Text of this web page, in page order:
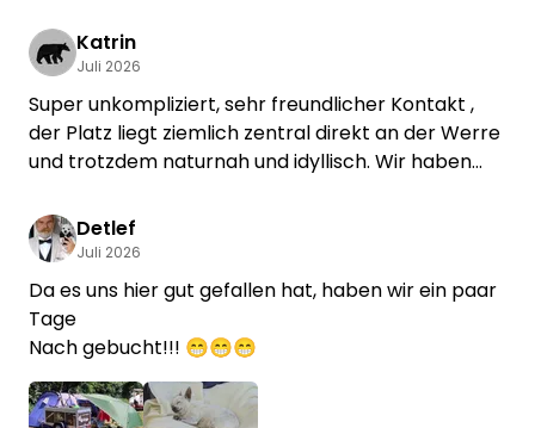
Katrin
Juli 2026
Super unkompliziert, sehr freundlicher Kontakt ,
der Platz liegt ziemlich zentral direkt an der Werre
und trotzdem naturnah und idyllisch. Wir haben
wieder 😊 vielen Dank für ein schönes
Wochenende 🌞
Detlef
Juli 2026
Da es uns hier gut gefallen hat, haben wir ein paar
Tage
Nach gebucht!!! 😁😁😁